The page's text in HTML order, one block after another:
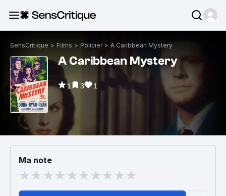
SensCritique > Films > Policier > A Caribbean Mystery
A Caribbean Mystery
1 3 1
Ma note